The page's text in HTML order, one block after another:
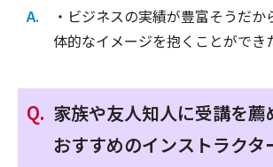
・ビジネスの実績が豊富そうだ
体的なイメージを抱くことができ
家族や友人知人に受講を薦
おすすめのインストラクタ